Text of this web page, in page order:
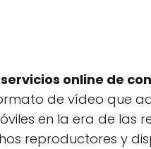
online de
de vídeo que
en la era de las
reproductores y